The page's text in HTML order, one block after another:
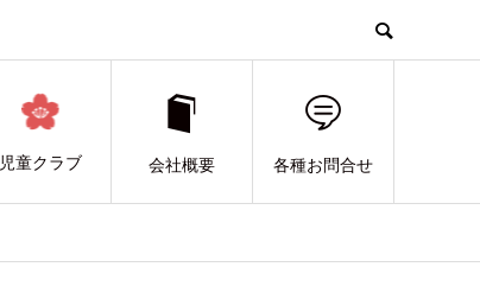
児童クラブ 会社概要 各種お問合せ